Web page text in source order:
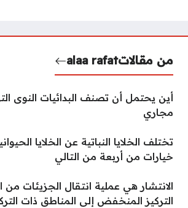
من مقالاتalaa rafat
أين يحتمل أن تصنف البدائيات النوى
مجاري
تختلف الخلايا النباتية عن الخلايا
خيارات من أربعة من التالي
الانتشار هي عملية انتقال الجزيئات من
التركيز المنخفض إلى المناطق ذات